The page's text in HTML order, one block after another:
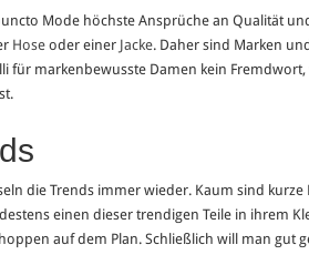
Mode höchste Ansprüche an Qualität
Hoseoder einer Jacke. Daher sind Marken
für markenbewusste Damen kein
die Trends immer wieder. Kaum sind kurze
einen dieser trendigen Teile in ihrem
auf dem Plan. Schließlich will man gut